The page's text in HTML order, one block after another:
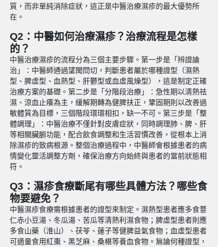
質，而非單純消除症狀，這正是中醫治療濕疹的最大優勢所
在。
Q2：中醫如何治療濕疹？治療流程是怎樣
的？
中醫治療濕疹的流程分為三個主要步驟。第一步是「辨證論
治」：中醫師通過望聞問切，判斷患者屬於哪種證型（濕熱
型、脾虛型、血熱型、肝鬱型或血虛風燥型），這是制定正確
治療方案的基礎。第二步是「分階段治療」：急性期以清熱祛
濕、涼血止癢為主，緩解期轉為健脾扶正，鞏固期則以改善過
敏體質為目標，三個階段環環相扣，缺一不可。第三步是「整
體調理」：中醫治療不僅針對皮膚症狀，同時調理肺、脾、肝
等相關臟腑功能，配合飲食調整和生活習慣改善，從根本上消
除濕疹的致病根源。整個治療過程中，中醫師會根據患者的病
情變化靈活調整方劑，確保治療方向始終與患者的當前狀態相
符。
Q3：濕疹食療斷尾有哪些具體方法？哪些食
物要避免？
中醫濕疹食療需根據患者的證型來制定。濕熱型患者應多食薏
仁赤小豆湯、冬瓜湯、苦瓜等清熱利濕食物；脾虛型患者則應
多食山藥（淮山）、茯苓、蓮子等健脾益氣食物；血虛型患者
可適量食用紅棗、黑芝麻、桑椹等養血食物。無論何種證型，